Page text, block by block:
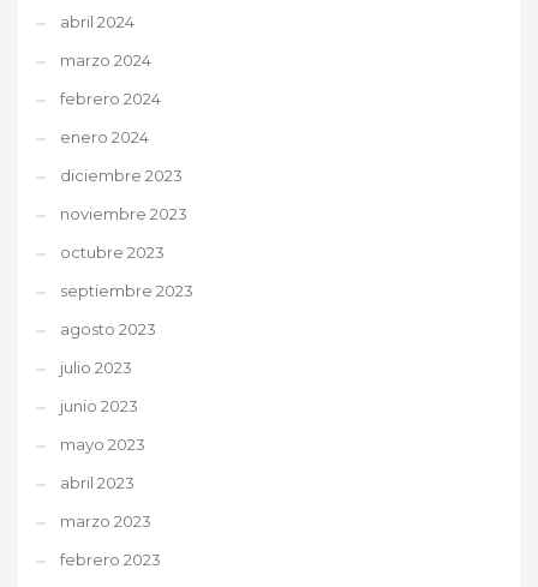
abril 2024
marzo 2024
febrero 2024
enero 2024
diciembre 2023
noviembre 2023
octubre 2023
septiembre 2023
agosto 2023
julio 2023
junio 2023
mayo 2023
abril 2023
marzo 2023
febrero 2023